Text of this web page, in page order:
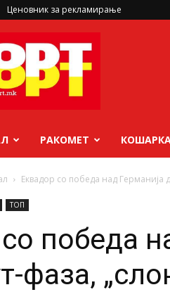
Ценовник за рекламирање
РАКОМЕТ
Еквадор со победа над Германија
ТОП
победа
фаза,